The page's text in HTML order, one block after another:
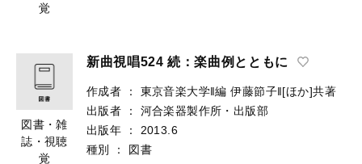
覚
図書・雑
誌・視聴
覚
新曲視唱524 続：楽曲例とともに
作成者 ： 東京音楽大学‖編 伊藤節子‖[ほか]共著
出版者
：
河合楽器製作所・出版部
出版年
：
2013.6
種別
： 図書